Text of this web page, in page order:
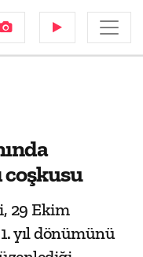
29 Ekim
yıl dönümünü